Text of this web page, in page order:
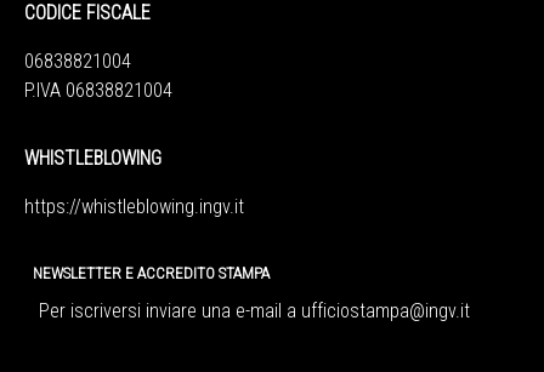
CODICE FISCALE
06838821004
P.IVA 06838821004
WHISTLEBLOWING
https://whistleblowing.ingv.it
NEWSLETTER E ACCREDITO STAMPA
Per iscriversi inviare una e-mail a ufficiostampa@ingv.it